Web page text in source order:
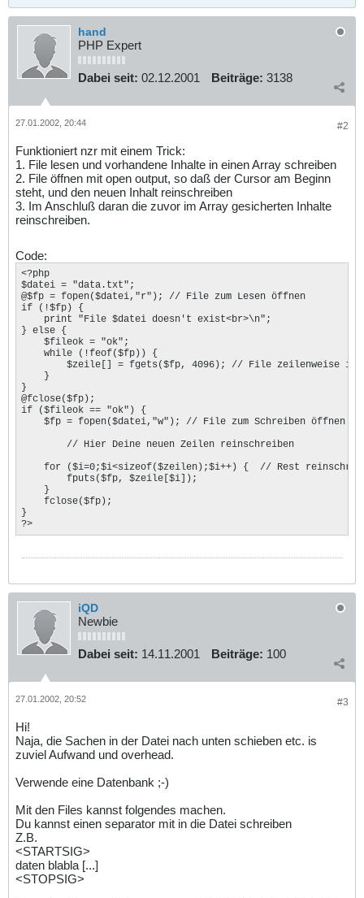
hand
PHP Expert
Dabei seit: 02.12.2001 Beiträge: 3138
#2
27.01.2002, 20:44
Funktioniert nzr mit einem Trick:
1. File lesen und vorhandene Inhalte in einen Array schreiben
2. File öffnen mit open output, so daß der Cursor am Beginn
steht, und den neuen Inhalt reinschreiben
3. Im Anschluß daran die zuvor im Array gesicherten Inhalte
reinschreiben.
Code:
<?php
$datei = "data.txt";
@$fp = fopen($datei,"r"); // File zum Lesen öffnen
if (!$fp) {
    print "File $datei doesn't exist<br>\n";
} else {
    $fileok = "ok";
    while (!feof($fp)) {
$zeile[] = fgets($fp, 4096); // File zeilenweise in
    }
}
@fclose($fp);
if ($fileok == "ok") {
    $fp = fopen($datei,"w"); // File zum Schreiben öffnen
for ($i=0;$i<sizeof($zeilen);$i++) {  // Rest
        fputs($fp, $zeile[$i]);
    }
    fclose($fp);
}
?>
iQD
Newbie
Dabei seit: 14.11.2001 Beiträge: 100
#3
27.01.2002, 20:52
Hi!
Naja, die Sachen in der Datei nach unten schieben etc. is
zuviel Aufwand und overhead.
Verwende eine Datenbank ;-)
Mit den Files kannst folgendes machen.
Du kannst einen separator mit in die Datei schreiben
Z.B.
<STARTSIG>
daten blabla [...]
<STOPSIG>